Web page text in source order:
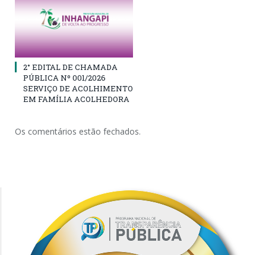
2° EDITAL DE CHAMADA
PÚBLICA Nº 001/2026
SERVIÇO DE ACOLHIMENTO
EM FAMÍLIA ACOLHEDORA
Os comentários estão fechados.